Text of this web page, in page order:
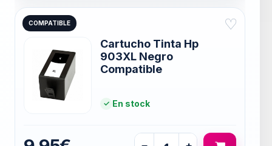
COMPATIBLE ♡
Cartucho Tinta Hp
903XL Negro
Compatible
En stock